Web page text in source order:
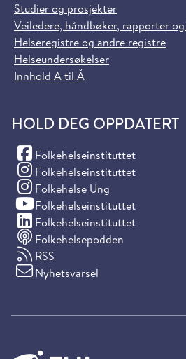
Studier og prosjekter
Veiledere, håndbøker, rapporter
Helseregistre og andre registre
Helseundersøkelser
Innhold A til Å
HOLD DEG OPPDATERT
Folkehelseinstituttet
(Facebook)
Folkehelseinstituttet
(Instagram)
Folkehelse Ung
(Instagram)
Folkehelseinstituttet
(YouTube)
Folkehelseinstituttet
(LinkedIn)
Folkehelsepodden
RSS
Nyhetsvarsel